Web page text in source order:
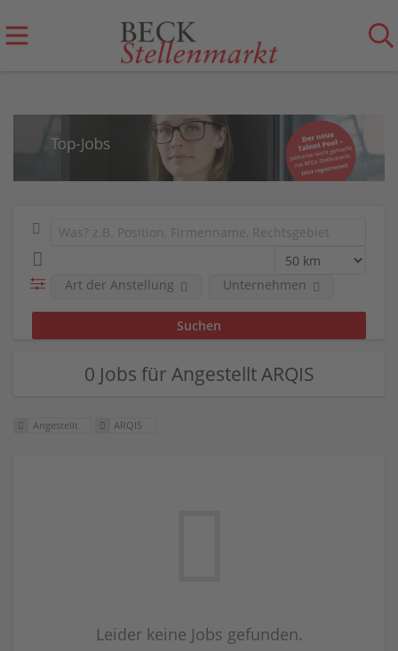
Art der Anstellung Unternehmen
0 Jobs für Angestellt ARQIS
Angestellt ARQIS
Leider keine Jobs gefunden.